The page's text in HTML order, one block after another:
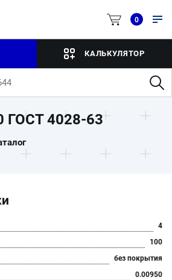
0
КАЛЬКУЛЯТОР
ГОСТ 4028-63
4
100
без покрытия
0.00950